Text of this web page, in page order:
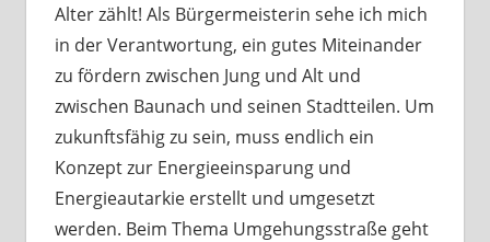
Alter zählt! Als Bürgermeisterin sehe ich mich
in der Verantwortung, ein gutes Miteinander
zu fördern zwischen Jung und Alt und
zwischen Baunach und seinen Stadtteilen. Um
zukunftsfähig zu sein, muss endlich ein
Konzept zur Energieeinsparung und
Energieautarkie erstellt und umgesetzt
werden. Beim Thema Umgehungsstraße geht